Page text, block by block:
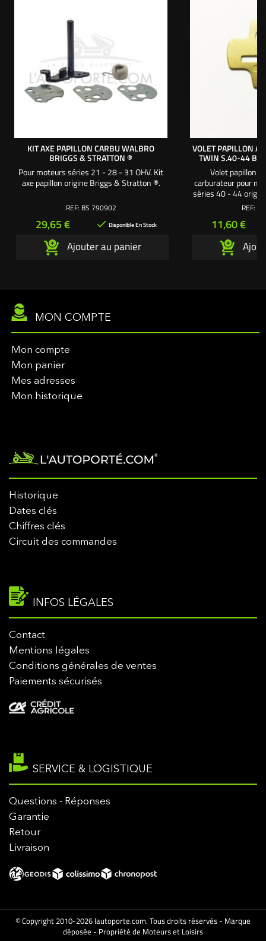
KIT AXE PAPILLON CARBU WALBRO
BRIGGS & STRATTON ®
Pour moteurs séries 21 - 28 - 31 OHV. Kit
axe papillon origine Briggs & Stratton ®.
REF: BS 790902
Prix
29,65 €  Disponible En Stock
Ajouter au panier
VOLET PAPILLON
TWIN S.40-44
Volet papillon
carburateur pour
séries 40 - 44
Se monte sur
REF:
Prix
11,60 €
MON COMPTE
Mon compte
Mon panier
Mes adresses
Mon historique
Historique
Dates clés
Chiffres clés
Circuit des commandes
INFOS LÉGALES
Contact
Mentions légales
Conditions générales de ventes
Paiements sécurisés
SERVICE & LOGISTIQUE
Questions - Réponses
Garantie
Retour
Livraison
© Copyright 2010-2026 lautoporte.com. Tous droits réservés - Marque
déposée - Propriété de Moteurs et Loisirs